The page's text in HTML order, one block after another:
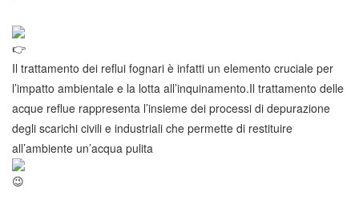
Il trattamento dei reflui fognari è infatti un elemento cruciale per
l’impatto ambientale e la lotta all’inquinamento.Il trattamento delle
acque reflue rappresenta l’insieme dei processi di depurazione
degli scarichi civili e industriali che permette di restituire
all’ambiente un’acqua pulita